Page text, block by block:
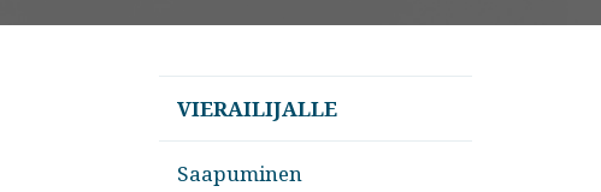
VIERAILIJALLE
Saapuminen